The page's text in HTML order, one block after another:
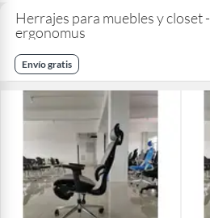
Herrajes para muebles y closet -
ergonomus
Envío gratis